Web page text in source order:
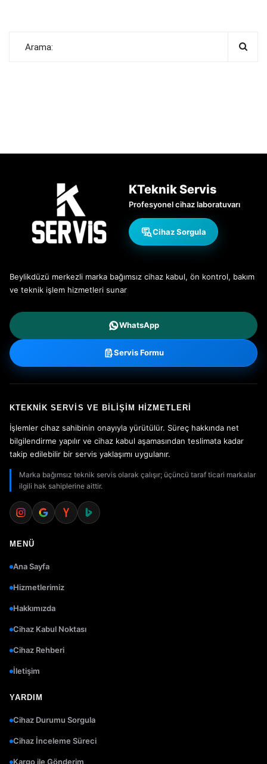
KTeknik Servis
Profesyonel cihaz laboratuvarı
Cihaz Sorgula
Beylikdüzü merkezli marka bağımsız cihaz kabul, ön kontrol, bakım
ve teknik işlem hizmetleri sunar
WhatsApp
Servis Formu
KTEKNIK SERVIS VE BILIŞIM HIZMETLERI
İşlemler cihaz sahibinin onayıyla yürütülür. Süreç hakkında net
bilgilendirme yapılır ve cihaz kabul aşamasından teslimata kadar
takip edilebilir bir servis yaklaşımı uygulanır.
Marka bağımsız teknik servis olarak çalışır; üçüncü taraf ticari markalar
ilgili hak sahiplerine aittir.
MENÜ
Ana Sayfa
Hizmetlerimiz
Hakkımızda
Cihaz Kabul Noktası
Cihaz Rehberi
İletişim
YARDIM
Cihaz Durumu Sorgula
Cihaz İnceleme Süreci
Kargo ile Gönderim